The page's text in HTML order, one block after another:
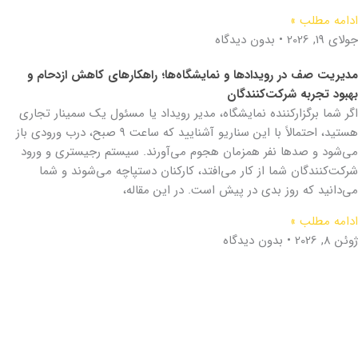
ادامه مطلب »
جولای 19, 2026
بدون دیدگاه
مدیریت صف در رویدادها و نمایشگاه‌ها؛ راهکارهای کاهش ازدحام و
بهبود تجربه شرکت‌کنندگان
اگر شما برگزارکننده نمایشگاه، مدیر رویداد یا مسئول یک سمینار تجاری
هستید، احتمالاً با این سناریو آشنایید که ساعت ۹ صبح، درب ورودی باز
می‌شود و صدها نفر همزمان هجوم می‌آورند. سیستم رجیستری و ورود
شرکت‌کنندگان شما از کار می‌افتد، کارکنان دستپاچه می‌شوند و شما
می‌دانید که روز بدی در پیش است. در این مقاله،
ادامه مطلب »
ژوئن 8, 2026
بدون دیدگاه